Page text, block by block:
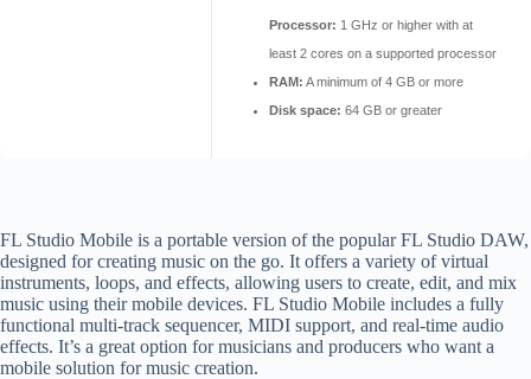
Processor: 1 GHz or higher with at
least 2 cores on a supported processor
RAM: A minimum of 4 GB or more
Disk space: 64 GB or greater
FL Studio Mobile is a portable version of the popular FL Studio DAW,
designed for creating music on the go. It offers a variety of virtual
instruments, loops, and effects, allowing users to create, edit, and mix
music using their mobile devices. FL Studio Mobile includes a fully
functional multi-track sequencer, MIDI support, and real-time audio
effects. It’s a great option for musicians and producers who want a
mobile solution for music creation.